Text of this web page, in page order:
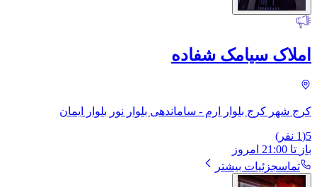
املاک سیامک شفاده
کرج شهر کرج بلوار ارم - ساماندهی بلوار نور بلوار ایمان
5
(
1 نفر)
باز تا 21:00 امروز
تماسجزئیات بیشتر